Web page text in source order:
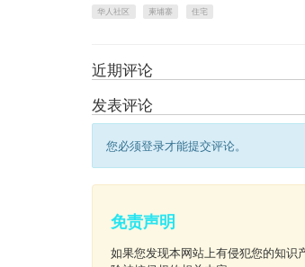
华人社区 柬埔寨 住宅
近期评论
发表评论
您必须登录才能提交评论。
免责声明
如果您发现本网站上有侵犯您的知识